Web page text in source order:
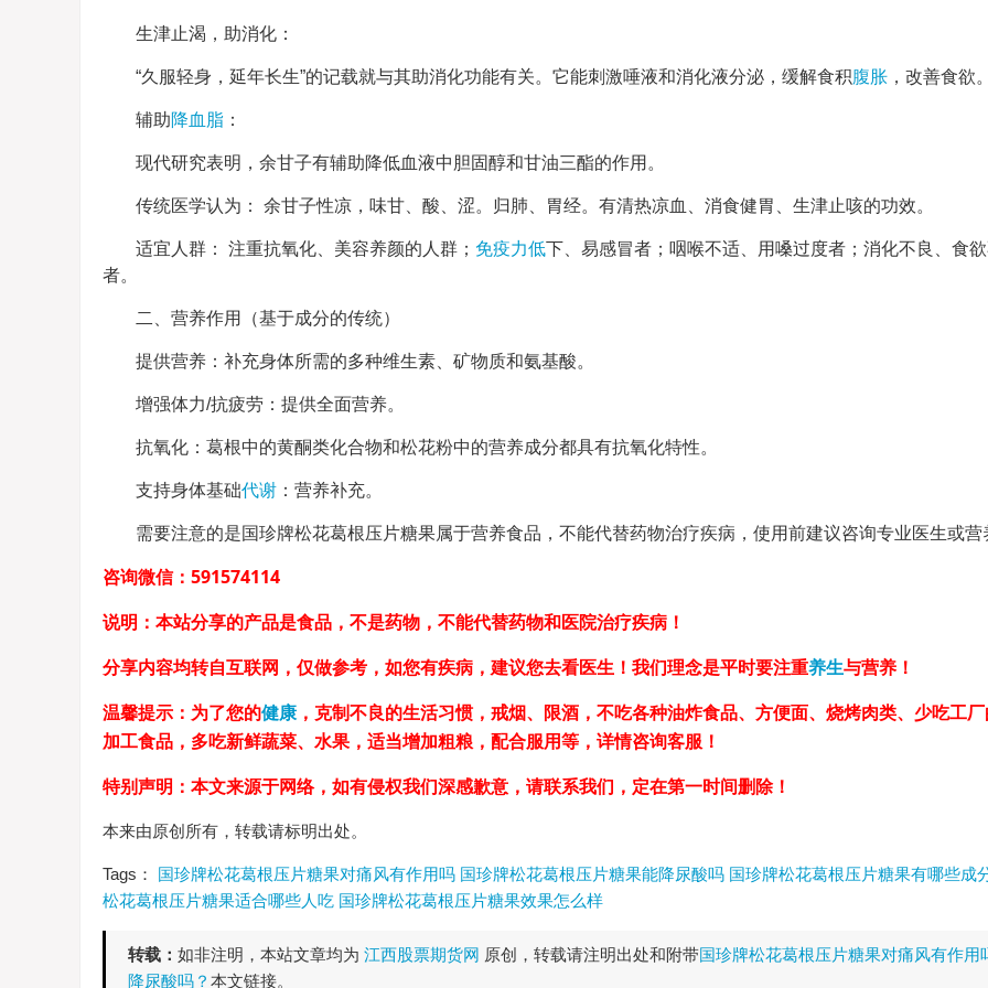
生津止渴，助消化：
“久服轻身，延年长生”的记载就与其助消化功能有关。它能刺激唾液和消化液分泌，缓解食积腹胀 ，改善食欲
辅助降血脂 ：
现代研究表明，余甘子有辅助降低血液中胆固醇和甘油三酯的作用。
传统医学认为： 余甘子性凉，味甘、酸、涩。归肺、胃经。有清热凉血、消食健胃、生津止咳的功效。
适宜人群： 注重抗氧化、美容养颜的人群； 免疫力低下、易感冒者；咽喉不适、用嗓过度者；消化不良、食
者。
二、营养作用（基于成分的传统）
提供营养：补充身体所需的多种维生素、矿物质和氨基酸。
增强体力/抗疲劳：提供全面营养。
抗氧化：葛根中的黄酮类化合物和松花粉中的营养成分都具有抗氧化特性。
支持身体基础代谢 ：营养补充。
需要注意的是国珍牌松花葛根压片糖果属于营养食品，不能代替药物治疗疾病，使用前建议咨询专业医生或营
咨询微信：591574114
说明：本站分享的产品是食品，不是药物，不能代替药物和医院治疗疾病！
分享内容均转自互联网，仅做参考，如您有疾病，建议您去看医生！我们理念是平时要注重养生与营养！
温馨提示：为了您的健康，克制不良的生活习惯，戒烟、限酒，不吃各种油炸食品、方便面、烧烤肉类、少吃工
加工食品，多吃新鲜蔬菜、水果，适当增加粗粮，配合服用等，详情咨询客服！
特别声明：本文来源于网络，如有侵权我们深感歉意，请联系我们，定在第一时间删除！
本来由原创所有，转载请标明出处。
Tags： 国珍牌松花葛根压片糖果对痛风有作用吗 国珍牌松花葛根压片糖果能降尿酸吗 国珍牌松花葛根压片糖果有哪些成
松花葛根压片糖果适合哪些人吃 国珍牌松花葛根压片糖果效果怎么样
转载： 如非注明，本站文章均为 江西股票期货网 原创，转载请注明出处和附带国珍牌松花葛根压片糖果对痛风有作用
降尿酸吗？ 本文链接。